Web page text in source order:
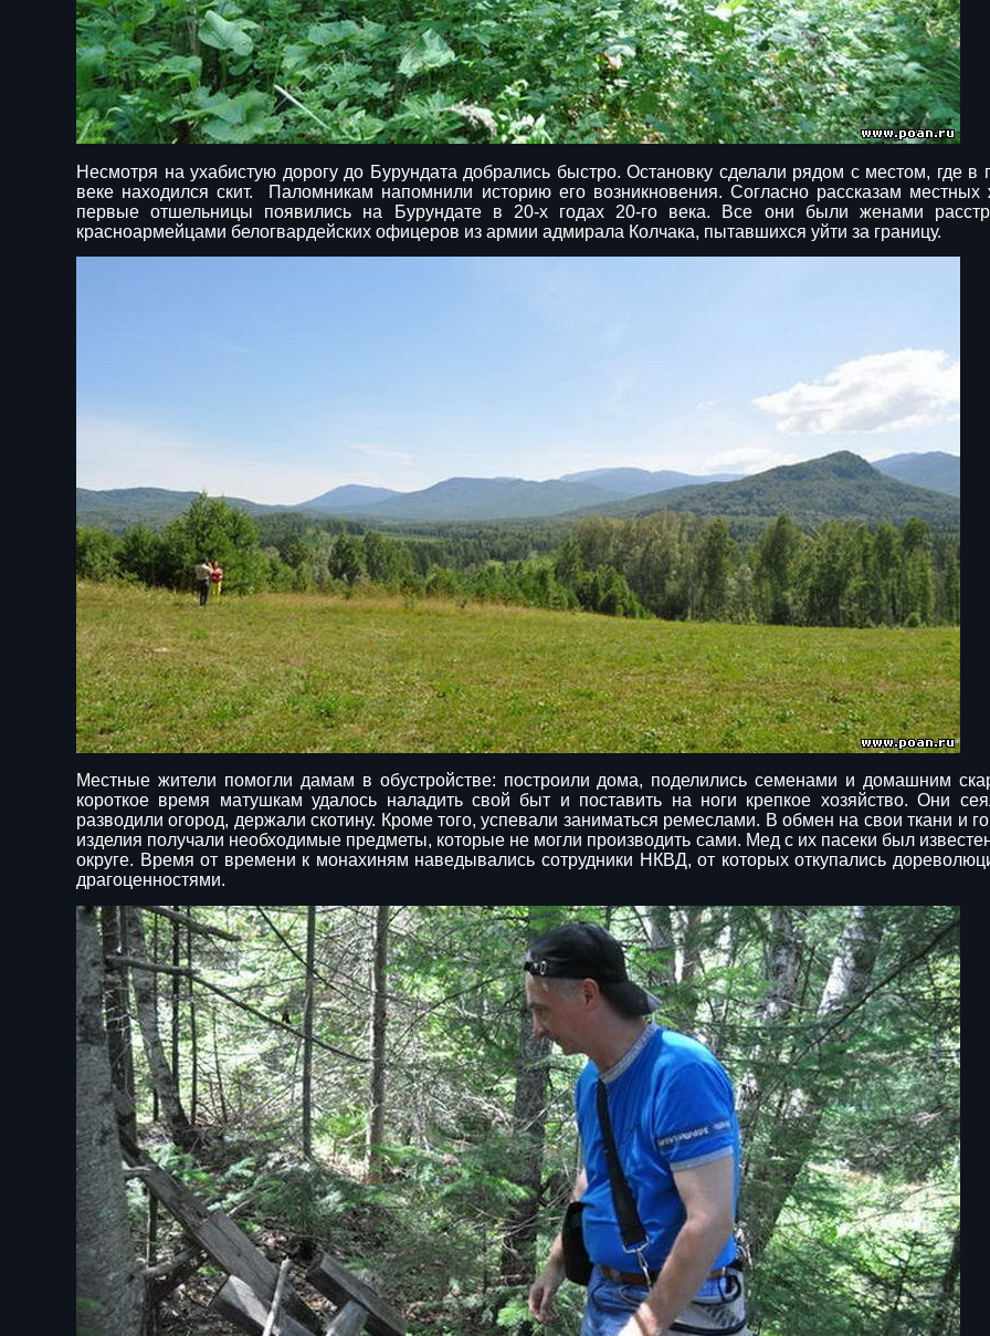
Несмотря на ухабистую дорогу до Бурундата добрались быстро. Остановку сделали рядом с местом, где в
веке находился скит. Паломникам напомнили историю его возникновения. Согласно рассказам местных
первые отшельницы появились на Бурундате в 20-х годах 20-го века. Все они были женами
красноармейцами белогвардейских офицеров из армии адмирала Колчака, пытавшихся уйти за границу.
Местные жители помогли дамам в обустройстве: построили дома, поделились семенами и домашним
короткое время матушкам удалось наладить свой быт и поставить на ноги крепкое хозяйство. Они
разводили огород, держали скотину. Кроме того, успевали заниматься ремеслами. В обмен на свои ткани и
изделия получали необходимые предметы, которые не могли производить сами. Мед с их пасеки был
округе. Время от времени к монахиням наведывались сотрудники НКВД, от которых откупались
драгоценностями.